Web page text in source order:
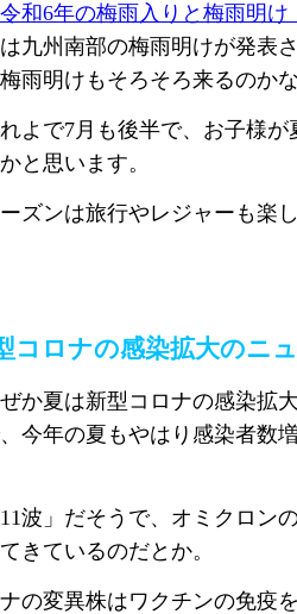
和6年の梅雨入りと梅雨明け
九州南部の梅雨明けが発表
雨明けもそろそろ来るのか
よで7月も後半で、お子様
と思います。
ズンは旅行やレジャーも楽
コロナの感染拡大のニ
か夏は新型コロナの感染拡
今年の夏もやはり感染者数
波」だそうで、オミクロン
きているのだとか。
の変異株はワクチンの免疫